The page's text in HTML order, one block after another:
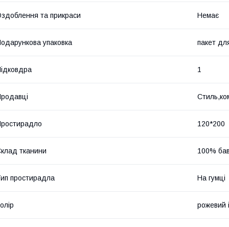
та прикраси Немає
упаковка пакет
1
120*200
тканини 100%
простирадла На гумці
рожевий